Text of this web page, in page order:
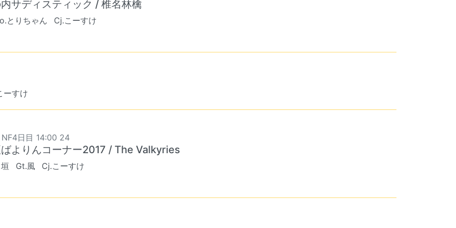
サディスティック / 椎名林檎
とりちゃん Cj.こーすけ
ーすけ
日目 14:00 24
よりんコーナー2017 / The Valkyries
Gt.風 Cj.こーすけ